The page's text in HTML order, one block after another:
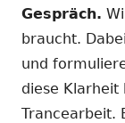
Gespräch.
braucht.
und
diese Klarheit
Trancearbeit.